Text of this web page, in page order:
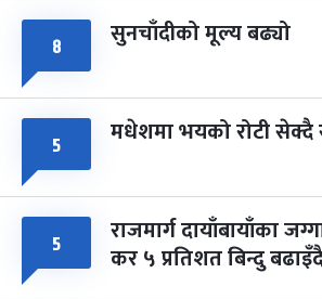
८ सुनचाँदीको मूल्य बढ्यो
५ मधेशमा भयको रोटी सेक्दै
५ राजमार्ग दायाँबायाँका
कर ५ प्रतिशत बिन्दु